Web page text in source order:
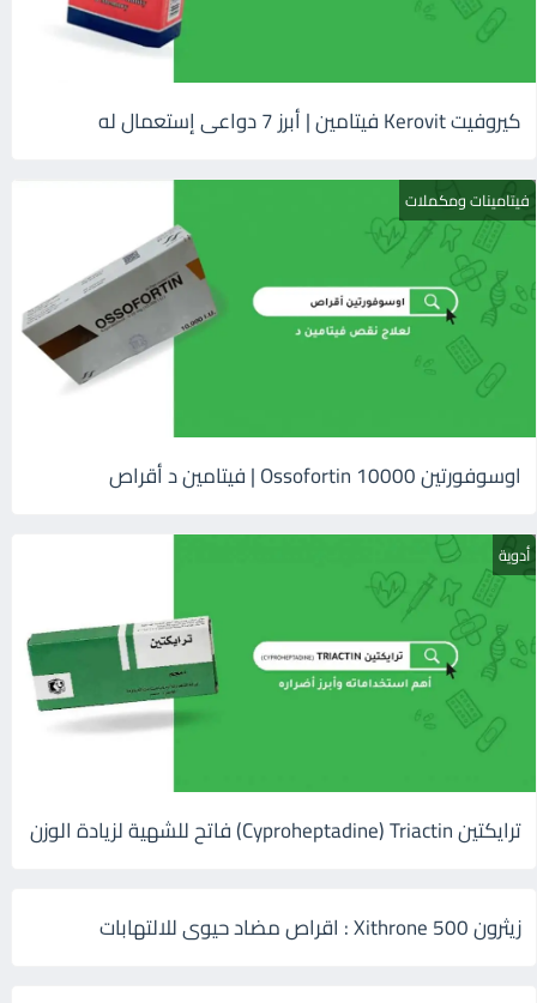
كيروفيت Kerovit فيتامين | أبرز 7 دواعى إستعمال له
فيتامينات ومكملات
اوسوفورتين 10000 Ossofortin | فيتامين د أقراص
أدوية
ترايكتين Cyproheptadine) Triactin) فاتح للشهية لزيادة الوزن
زيثرون 500 Xithrone : اقراص مضاد حيوى للالتهابات